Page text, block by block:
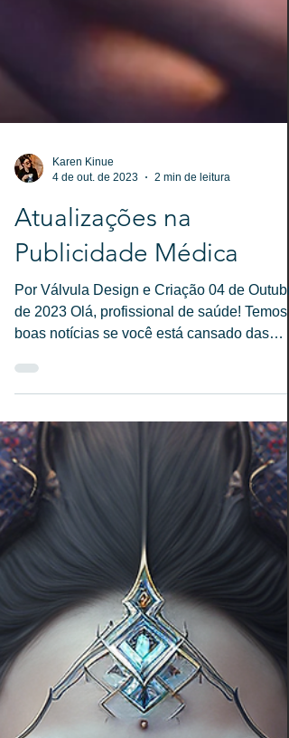
4 de out. de 2023
Atualizações na
Publicidade Médica
Por Válvula Design e Criação 04 de
boas notícias se você está cansado das